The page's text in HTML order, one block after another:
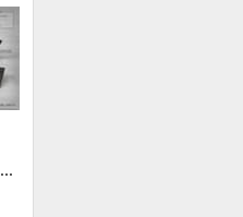
CRIMSON DESERT - DELUXE EDITION - VERSION XBOX SERIES X